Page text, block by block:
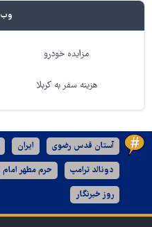
وب
مزایده خودرو
هزینه سفر به کربلا
آستان قدس رضوی ایران
دونالد ترامپ حرم مطهر
روز خبرنگار